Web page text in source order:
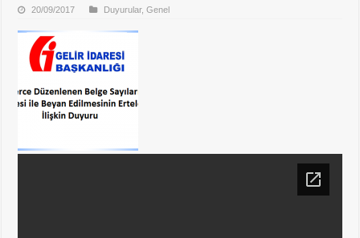
20/09/2017 Duyurular,Genel